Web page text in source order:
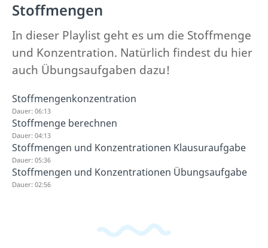
Stoffmengen
In dieser Playlist geht es um die Stoffmenge
und Konzentration. Natürlich findest du hier
auch Übungsaufgaben dazu!
Stoffmengenkonzentration
Dauer: 06:13
Stoffmenge berechnen
Dauer: 04:13
Stoffmengen und Konzentrationen Klausuraufgabe
Dauer: 05:36
Stoffmengen und Konzentrationen Übungsaufgabe
Dauer: 02:56